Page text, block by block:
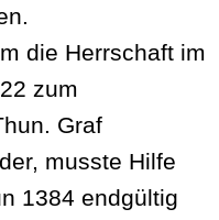
die Herrschaft im
zum
Graf
musste Hilfe
1384 endgültig